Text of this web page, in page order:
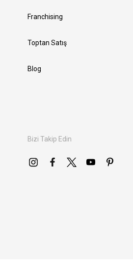
Franchising
Toptan Satış
Blog
Bizi Takip Edin